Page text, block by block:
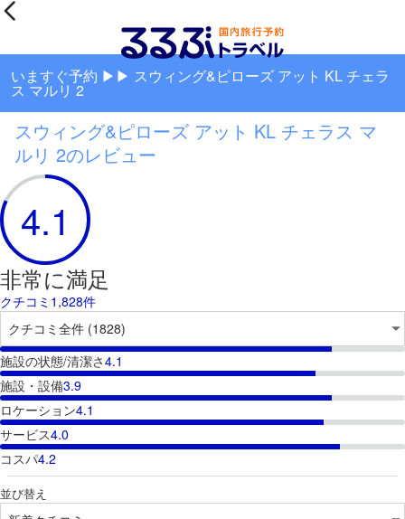
いますぐ予約 ▶▶ スウィング&ピローズ アット KL チェラ
ス マルリ 2
スウィング&ピローズ アット KL チェラス マ
ルリ 2のレビュー
4.1
非常に満足
クチコミ1,828件
施設の状態/清潔さ4.1
施設・設備3.9
ロケーション4.1
サービス4.0
コスパ4.2
並び替え